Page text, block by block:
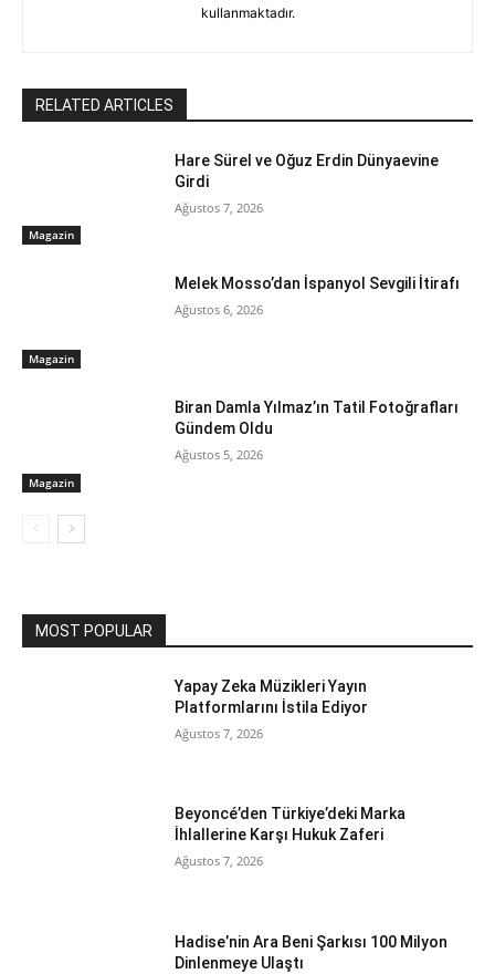
kullanmaktadır.
RELATED ARTICLES
Magazin
Hare Sürel ve Oğuz Erdin Dünyaevine
Girdi
Ağustos 7, 2026
Magazin
Melek Mosso’dan İspanyol Sevgili İtirafı
Ağustos 6, 2026
Magazin
Biran Damla Yılmaz’ın Tatil Fotoğrafları
Gündem Oldu
Ağustos 5, 2026
MOST POPULAR
Yapay Zeka Müzikleri Yayın
Platformlarını İstila Ediyor
Ağustos 7, 2026
Beyoncé’den Türkiye’deki Marka
İhlallerine Karşı Hukuk Zaferi
Ağustos 7, 2026
Hadise’nin Ara Beni Şarkısı 100 Milyon
Dinlenmeye Ulaştı